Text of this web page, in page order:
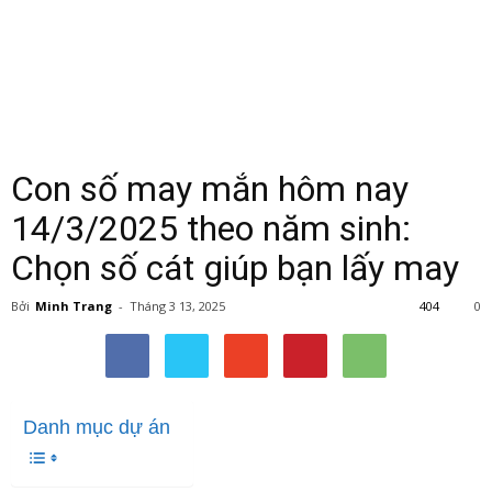
Con số may mắn hôm nay
14/3/2025 theo năm sinh:
Chọn số cát giúp bạn lấy may
Bởi Minh Trang - Tháng 3 13, 2025 0
404
Danh mục dự án